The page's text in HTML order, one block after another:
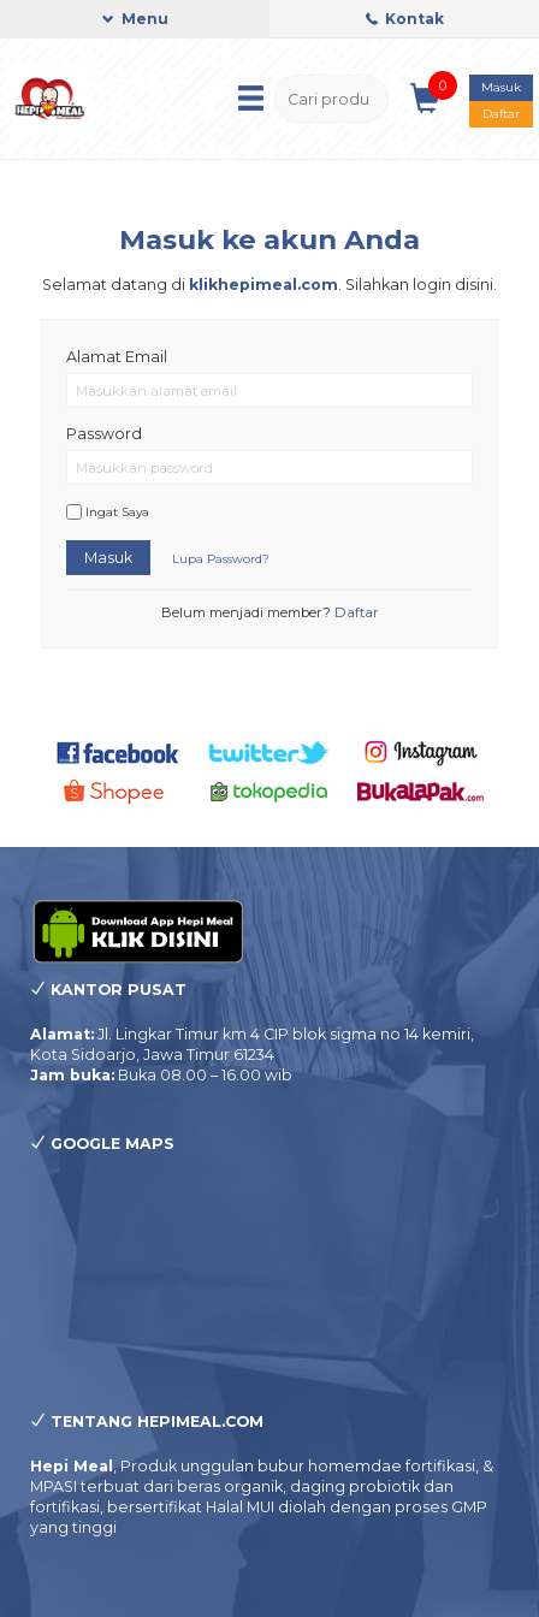
Menu Kontak
0
Masuk
Daftar
Masuk ke akun Anda
Selamat datang di klikhepimeal.com . Silahkan login disini.
Alamat Email
Password
Ingat Saya
Masuk Lupa Password?
Belum menjadi member? Daftar
KANTOR PUSAT
Alamat: Jl. Lingkar Timur km 4 CIP blok sigma no 14 kemiri,
Kota Sidoarjo, Jawa Timur 61234
Jam buka: Buka 08.00 – 16.00 wib
GOOGLE MAPS
TENTANG HEPIMEAL.COM
Hepi Meal , Produk unggulan bubur homemdae fortifikasi, &
MPASI terbuat dari beras organik, daging probiotik dan
fortifikasi, bersertifikat Halal MUI diolah dengan proses GMP
yang tinggi